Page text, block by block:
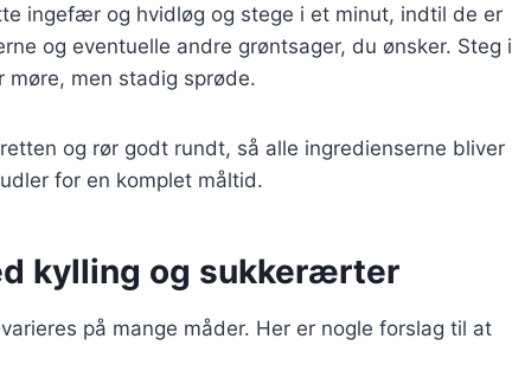
ingefær og hvidløg og stege i et minut, indtil de er
og eventuelle andre grøntsager, du ønsker. Steg i
møre, men stadig sprøde.
og rør godt rundt, så alle ingredienserne bliver
for en komplet måltid.
kylling og sukkerærter
på mange måder. Her er nogle forslag til at